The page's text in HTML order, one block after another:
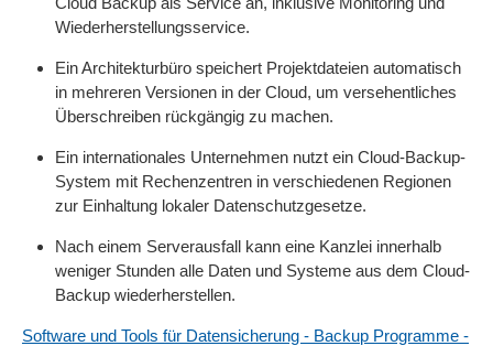
Wiederherstellungsservice.
Ein Architekturbüro speichert Projektdateien automatisch
in mehreren Versionen in der Cloud, um versehentliches
Überschreiben rückgängig zu machen.
Ein internationales Unternehmen nutzt ein Cloud-Backup-
System mit Rechenzentren in verschiedenen Regionen
zur Einhaltung lokaler Datenschutzgesetze.
Nach einem Serverausfall kann eine Kanzlei innerhalb
weniger Stunden alle Daten und Systeme aus dem Cloud-
Backup wiederherstellen.
Software und Tools für Datensicherung - Backup Programme -